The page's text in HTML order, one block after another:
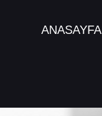
ANASAYFA